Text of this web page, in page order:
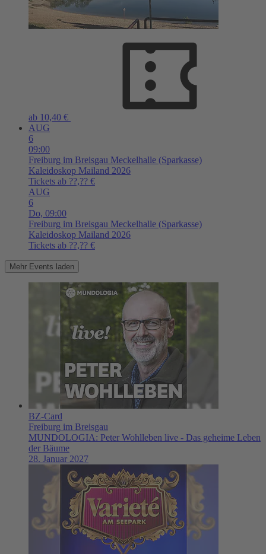
ab 10,40 €
AUG
6
09:00
Freiburg im Breisgau Meckelhalle (Sparkasse)
Kaleidoskop Mailand 2026
Tickets ab ??,?? €
AUG
6
Do, 09:00
Freiburg im Breisgau Meckelhalle (Sparkasse)
Kaleidoskop Mailand 2026
Tickets ab ??,?? €
Mehr Events laden
BZ-Card
Freiburg im Breisgau
MUNDOLOGIA: Peter Wohlleben live - Das geheime Leben
der Bäume
28. Januar 2027